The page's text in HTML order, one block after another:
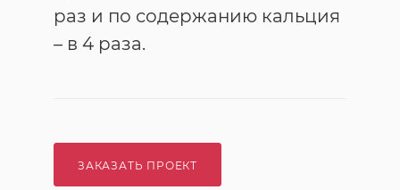
раз и по содержанию кальция
– в 4 раза.
ЗАКАЗАТЬ ПРОЕКТ